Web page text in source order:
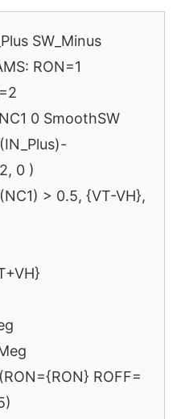
SW_Minus
RON=1
0 SmoothSW
0 )
> 0.5, {VT-VH},
ROFF=